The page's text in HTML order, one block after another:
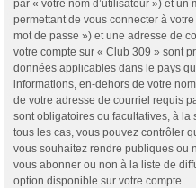
par « votre nom d’utilisateur ») et un
permettant de vous connecter à
mot de passe ») et une adresse de
votre compte sur « Club 309 » sont
données applicables dans le pays
informations, en-dehors de votre
de votre adresse de courriel requis
sont obligatoires ou facultatives, à
tous les cas, vous pouvez contrôler
vous souhaitez rendre publiques ou
vous abonner ou non à la liste de
option disponible sur votre compte.